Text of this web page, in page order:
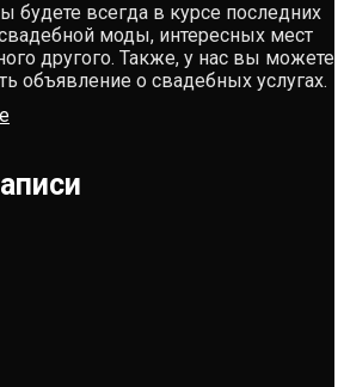
будете всегда в курсе последних
моды, интересных мест
другого. Также, у нас вы можете
объявление о свадебных услугах.